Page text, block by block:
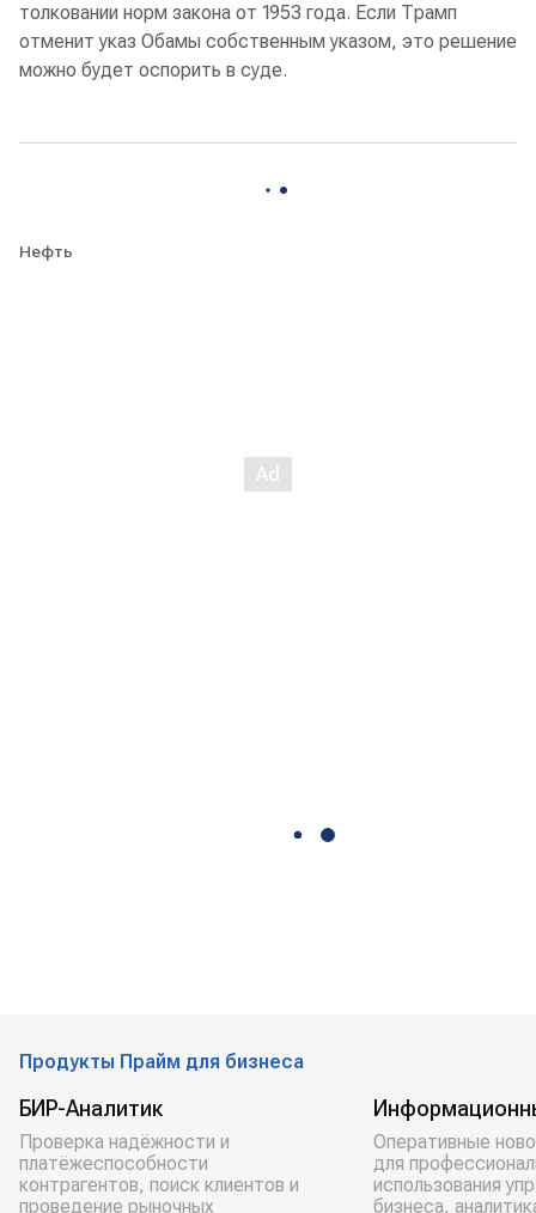
толковании норм закона от 1953 года. Если Трамп
отменит указ Обамы собственным указом, это решение
можно будет оспорить в суде.
Нефть
Продукты Прайм для бизнеса
БИР-Аналитик
Проверка надёжности и
платёжеспособности
контрагентов, поиск клиентов и
проведение рыночных
Оперативные
для
использования
бизнеса,